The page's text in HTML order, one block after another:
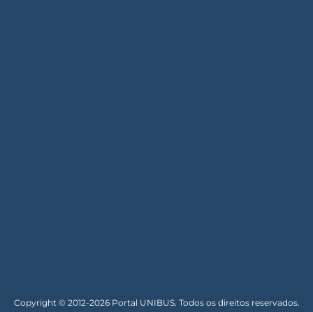
Copyright © 2012-2026 Portal UNIBUS. Todos os direitos reservados.